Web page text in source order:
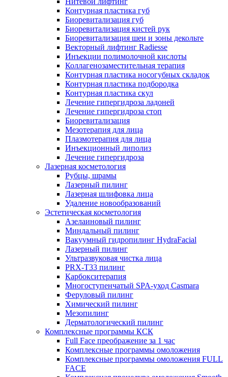
Контурная пластика губ
Биоревитализация губ
Биоревитализация кистей рук
Биоревитализация шеи и зоны декольте
Векторный лифтинг Radiesse
Инъекции полимолочной кислоты
Коллагенозаместительная терапия
Контурная пластика носогубных складок
Контурная пластика подбородка
Контурная пластика скул
Лечение гипергидроза ладоней
Лечение гипергидроза стоп
Биоревитализация
Мезотерапия для лица
Плазмотерапия для лица
Инъекционный липолиз
Лечение гипергидроза
Лазерная косметология
Рубцы, шрамы
Лазерный пилинг
Лазерная шлифовка лица
Удаление новообразований
Эстетическая косметология
Азелаиновый пилинг
Миндальный пилинг
Вакуумный гидропилинг HydraFacial
Лазерный пилинг
Ультразвуковая чистка лица
PRX-T33 пилинг
Карбокситерапия
Многоступенчатый SPA-уход Сasmara
Феруловый пилинг
Химический пилинг
Мезопилинг
Дерматологический пилинг
Комплексные программы КСК
Full Face преображение за 1 час
Комплексные программы омоложения
Комплексные программы омоложения FULL
FACE